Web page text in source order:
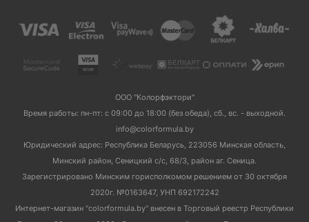
ООО "Колорфэктори"
Время работы: пн-пт: с 09:00 до 18:00 (без обеда), сб., вс. - выходной.
info@colorformula.by
Юридический адрес: Республика Беларусь, 223056 Минская область,
Минский район, Сеницкий с/с, 68/3, район аг. Сеница.
Зарегистрировано Минским горисполкомом решением от 30 октября
2020г. №0163647, УНП 692172242
Интернет-магазин "colorformula.by" внесен в Торговый реестр Республики